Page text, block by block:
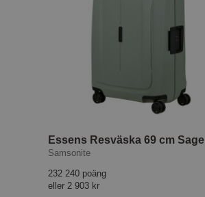
Essens Resväska 69 cm Sage
Samsonite
232 240 poäng
eller 2 903 kr